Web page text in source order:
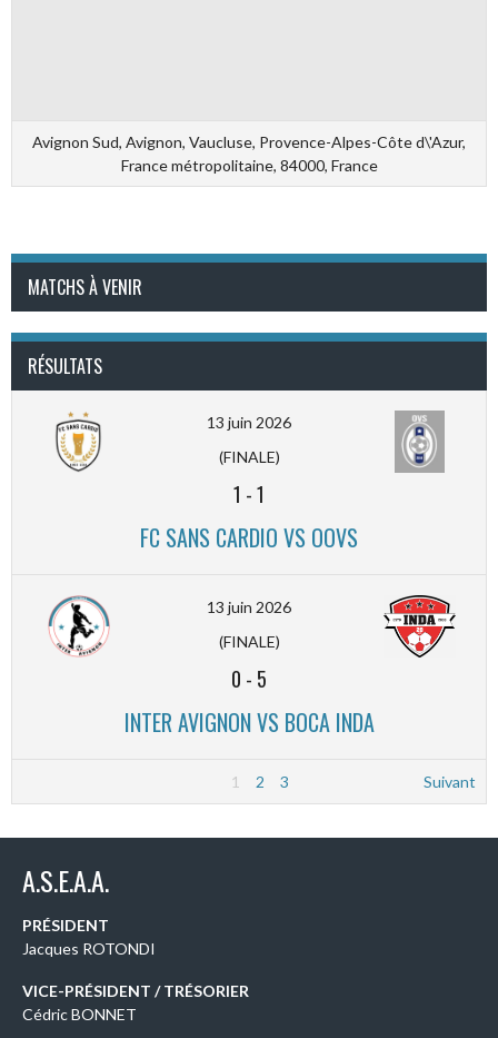
Avignon Sud, Avignon, Vaucluse, Provence-Alpes-Côte d\'Azur,
France métropolitaine, 84000, France
MATCHS À VENIR
RÉSULTATS
13 juin 2026
(FINALE)
1 -1
FC SANS CARDIO VS OOVS
13 juin 2026
(FINALE)
0 - 5
INTER AVIGNON VS BOCA INDA
1 2 3 Suivant
A.S.E.A.A.
PRÉSIDENT
Jacques ROTONDI
VICE-PRÉSIDENT / TRÉSORIER
Cédric BONNET